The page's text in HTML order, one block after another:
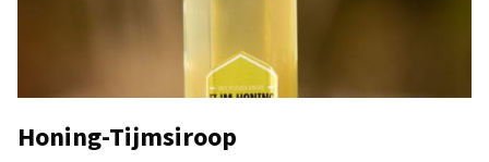
Honing-Tijmsiroop